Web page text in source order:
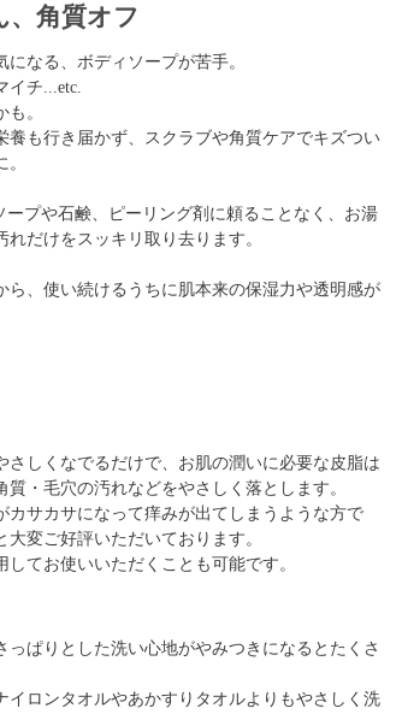
角質オフ
なる、ボディソープが苦手。
チ...etc.
。
養も行き届かず、スクラブや角質ケアでキズつい
ープや石鹸、ピーリング剤に頼ることなく、お湯
だけをスッキリ取り去ります。
ら、使い続けるうちに肌本来の保湿力や透明感が
さしくなでるだけで、お肌の潤いに必要な皮脂は
・毛穴の汚れなどをやさしく落とします。
カサカサになって痒みが出てしまうような方で
変ご好評いただいております。
てお使いいただくことも可能です。
ぱりとした洗い心地がやみつきになるとたくさ
イロンタオルやあかすりタオルよりもやさしく洗